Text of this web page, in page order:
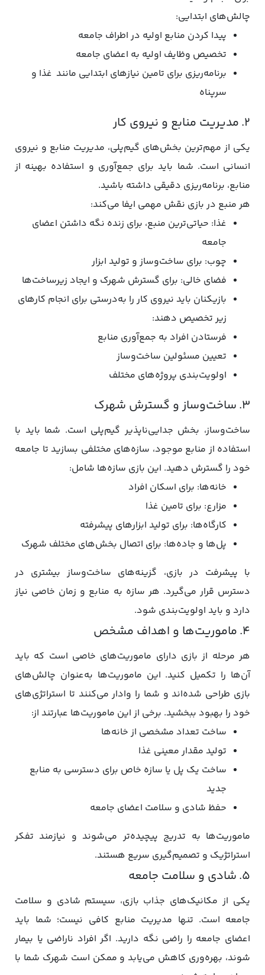
چالش‌های ابتدایی:
پیدا کردن منابع اولیه در اطراف جامعه
تخصیص وظایف اولیه به اعضای جامعه
برنامه‌ریزی برای تامین نیازهای ابتدایی مانند غذا و
سرپناه
۲. مدیریت منابع و نیروی کار
یکی از مهم‌ترین بخش‌های گیم‌پلی، مدیریت منابع و نیروی
انسانی است. شما باید برای جمع‌آوری و استفاده بهینه از
منابع، برنامه‌ریزی دقیقی داشته باشید.
هر منبع در بازی نقش مهمی ایفا می‌کند:
غذا: حیاتی‌ترین منبع، برای زنده نگه داشتن اعضای
جامعه
چوب: برای ساخت‌وساز و تولید ابزار
فضای خالی: برای گسترش شهرک و ایجاد زیرساخت‌ها
بازیکنان باید نیروی کار را به‌درستی برای انجام کارهای
زیر تخصیص دهند:
فرستادن افراد به جمع‌آوری منابع
تعیین مسئولین ساخت‌وساز
اولویت‌بندی پروژه‌های مختلف
۳. ساخت‌وساز و گسترش شهرک
ساخت‌وساز، بخش جدایی‌ناپذیر گیم‌پلی است. شما باید با
استفاده از منابع موجود، سازه‌های مختلفی بسازید تا جامعه
خود را گسترش دهید. این بازی سازه‌ها شامل:
خانه‌ها: برای اسکان افراد
مزارع: برای تامین غذا
کارگاه‌ها: برای تولید ابزارهای پیشرفته
پل‌ها و جاده‌ها: برای اتصال بخش‌های مختلف شهرک
با پیشرفت در بازی، گزینه‌های ساخت‌وساز بیشتری در
دسترس قرار می‌گیرد. هر سازه به منابع و زمان خاصی نیاز
دارد و باید اولویت‌بندی شود.
۴. ماموریت‌ها و اهداف مشخص
هر مرحله از بازی دارای ماموریت‌های خاصی است که باید
آن‌ها را تکمیل کنید. این ماموریت‌ها به‌عنوان چالش‌های
بازی طراحی شده‌اند و شما را وادار می‌کنند تا استراتژی‌های
خود را بهبود ببخشید. برخی از این ماموریت‌ها عبارتند از:
ساخت تعداد مشخصی از خانه‌ها
تولید مقدار معینی غذا
ساخت یک پل یا سازه خاص برای دسترسی به منابع
جدید
حفظ شادی و سلامت اعضای جامعه
ماموریت‌ها به تدریج پیچیده‌تر می‌شوند و نیازمند تفکر
استراتژیک و تصمیم‌گیری سریع هستند.
۵. شادی و سلامت جامعه
یکی از مکانیک‌های جذاب بازی، سیستم شادی و سلامت
جامعه است. تنها مدیریت منابع کافی نیست؛ شما باید
اعضای جامعه را راضی نگه دارید. اگر افراد ناراضی یا بیمار
شوند، بهره‌وری کاهش می‌یابد و ممکن است شهرک شما با